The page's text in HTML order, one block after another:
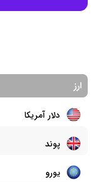
پزو شیلی
ارز
دلار آمریکا
پوند
یورو